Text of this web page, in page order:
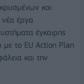
και
νέα έργα
έγκαιρης
με το EU Action Plan
και την